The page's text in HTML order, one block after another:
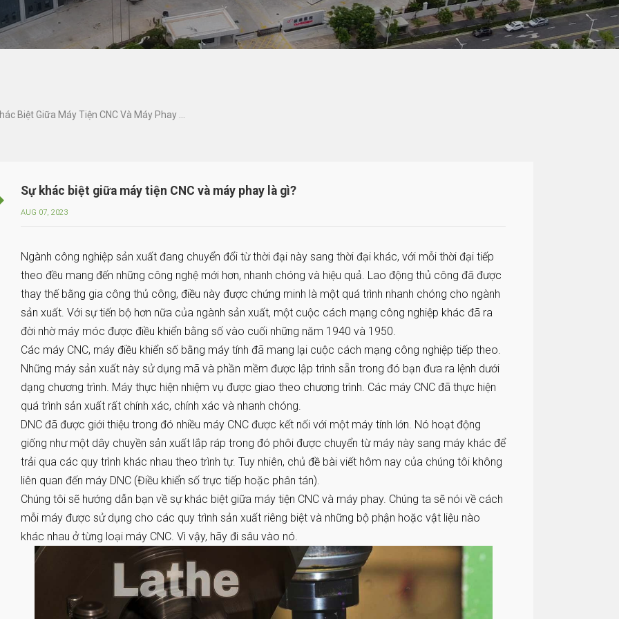
Sự Khác Biệt Giữa Máy Tiện CNC Và Máy Phay Là Gì?
Sự khác biệt giữa máy tiện CNC và máy phay là gì?
AUG 07, 2023
Ngành công nghiệp sản xuất đang chuyển đổi từ thời đại này sang thời đại khác, với mỗi thời đại tiếp
theo đều mang đến những công nghệ mới hơn, nhanh chóng và hiệu quả. Lao động thủ công đã được
thay thế bằng gia công thủ công, điều này được chứng minh là một quá trình nhanh chóng cho ngành
sản xuất. Với sự tiến bộ hơn nữa của ngành sản xuất, một cuộc cách mạng công nghiệp khác đã ra
đời nhờ máy móc được điều khiển bằng số vào cuối những năm 1940 và 1950.
Các máy CNC, máy điều khiển số bằng máy tính đã mang lại cuộc cách mạng công nghiệp tiếp theo.
Những máy sản xuất này sử dụng mã và phần mềm được lập trình sẵn trong đó bạn đưa ra lệnh dưới
dạng chương trình. Máy thực hiện nhiệm vụ được giao theo chương trình. Các máy CNC đã thực hiện
quá trình sản xuất rất chính xác, chính xác và nhanh chóng.
DNC đã được giới thiệu trong đó nhiều máy CNC được kết nối với một máy tính lớn. Nó hoạt động
giống như một dây chuyền sản xuất lắp ráp trong đó phôi được chuyển từ máy này sang máy khác để
trải qua các quy trình khác nhau theo trình tự. Tuy nhiên, chủ đề bài viết hôm nay của chúng tôi không
liên quan đến máy DNC (Điều khiển số trực tiếp hoặc phân tán).
Chúng tôi sẽ hướng dẫn bạn về sự khác biệt giữa máy tiện CNC và máy phay. Chúng ta sẽ nói về cách
mỗi máy được sử dụng cho các quy trình sản xuất riêng biệt và những bộ phận hoặc vật liệu nào
khác nhau ở từng loại máy CNC. Vì vậy, hãy đi sâu vào nó.